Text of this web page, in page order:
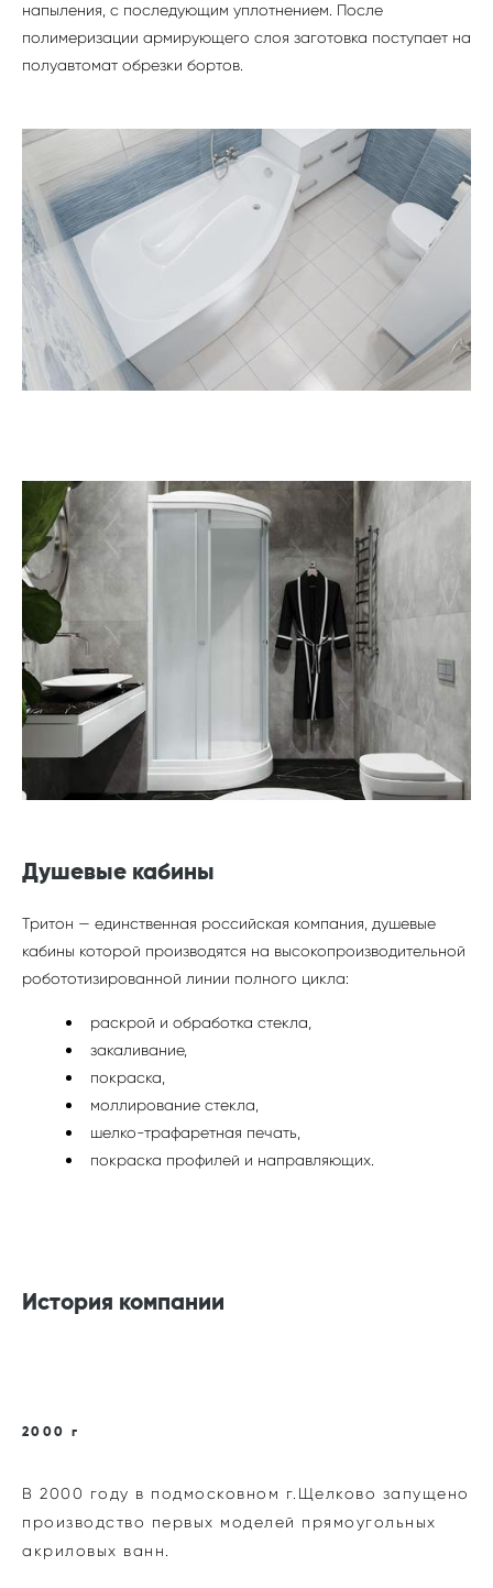
напыления, с последующим уплотнением. После
полимеризации армирующего слоя заготовка поступает на
полуавтомат обрезки бортов.
Душевые кабины
Тритон — единственная российская компания, душевые
кабины которой производятся на высокопроизводительной
робототизированной линии полного цикла:
раскрой и обработка стекла,
закаливание,
покраска,
моллирование стекла,
шелко-трафаретная печать,
покраска профилей и направляющих.
История компании
2000 г
В 2000 году в подмосковном г.Щелково запущено
производство первых моделей прямоугольных
акриловых ванн.